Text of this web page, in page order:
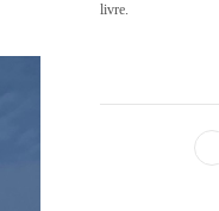
livre.